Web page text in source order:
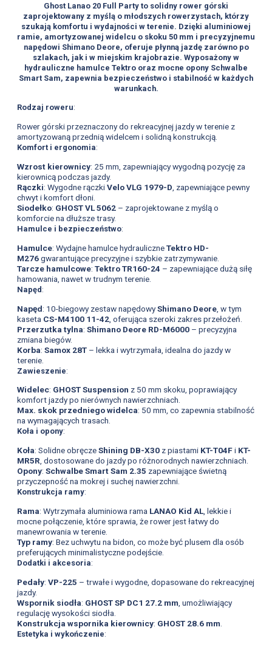
Ghost Lanao 20 Full Party to solidny rower górski
zaprojektowany z myślą o młodszych rowerzystach, którzy
szukają komfortu i wydajności w terenie. Dzięki aluminiowej
ramie, amortyzowanej widelcu o skoku 50 mm i precyzyjnemu
napędowi Shimano Deore, oferuje płynną jazdę zarówno po
szlakach, jak i w miejskim krajobrazie. Wyposażony w
hydrauliczne hamulce Tektro oraz mocne opony Schwalbe
Smart Sam, zapewnia bezpieczeństwo i stabilność w każdych
warunkach.
Rodzaj roweru:
Rower górski przeznaczony do rekreacyjnej jazdy w terenie z
amortyzowaną przednią widelcem i solidną konstrukcją.
Komfort i ergonomia:
Wzrost kierownicy: 25 mm, zapewniający wygodną pozycję za
kierownicą podczas jazdy.
Rączki: Wygodne rączkiVelo VLG 1979-D , zapewniające pewny
chwyt i komfort dłoni.
Siodełko: GHOST VL 5062– zaprojektowane z myślą o
komforcie na dłuższe trasy.
Hamulce i bezpieczeństwo:
Hamulce: Wydajne hamulce hydrauliczneTektro HD-
M276gwarantujące precyzyjne i szybkie zatrzymywanie.
Tarcze hamulcowe: Tektro TR160-24 – zapewniające dużą siłę
hamowania, nawet w trudnym terenie.
Napęd:
Napęd: 10-biegowy zestaw napędowyShimano Deore, w tym
kaseta CS-M4100 11-42, oferująca szeroki zakres przełożeń.
Przerzutka tylna: Shimano Deore RD-M6000– precyzyjna
zmiana biegów.
Korba: Samox 28T– lekka i wytrzymała, idealna do jazdy w
terenie.
Zawieszenie:
Widelec: GHOST Suspension z 50 mm skoku, poprawiający
komfort jazdy po nierównych nawierzchniach.
Max. skok przedniego widelca: 50 mm, co zapewnia stabilność
na wymagających trasach.
Koła i opony:
Koła: Solidne obręczeShining DB-X30z piastami KT-T04Fi KT-
MR5R , dostosowane do jazdy po różnorodnych nawierzchniach.
Opony: Schwalbe Smart Sam 2.35 zapewniające świetną
przyczepność na mokrej i suchej nawierzchni.
Konstrukcja ramy:
Rama: Wytrzymała aluminiowa rama LANAO Kid AL, lekkie i
mocne połączenie, które sprawia, że rower jest łatwy do
manewrowania w terenie.
Typ ramy: Bez uchwytu na bidon, co może być plusem dla osób
preferujących minimalistyczne podejście.
Dodatki i akcesoria:
Pedały: VP-225 – trwałe i wygodne, dopasowane do rekreacyjnej
jazdy.
Wspornik siodła: GHOST SP DC1 27.2 mm , umożliwiający
regulację wysokości siodła.
Konstrukcja wspornika kierownicy: GHOST 28.6 mm
Estetyka i wykończenie: